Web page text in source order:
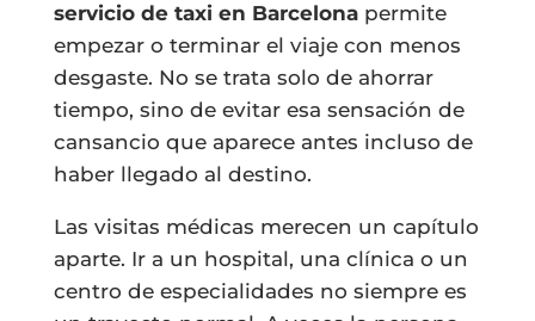
servicio de taxi en Barcelonapermite
empezar o terminar el viaje con menos
desgaste. No se trata solo de ahorrar
tiempo, sino de evitar esa sensación de
cansancio que aparece antes incluso de
haber llegado al destino.
Las visitas médicas merecen un capítulo
aparte. Ir a un hospital, una clínica o un
centro de especialidades no siempre es